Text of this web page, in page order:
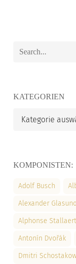
KATEGORIEN
KOMPONISTEN:
Adolf Busch
Alexander
Alphonse Stallaert
Antonín Dvořák
Dmitri